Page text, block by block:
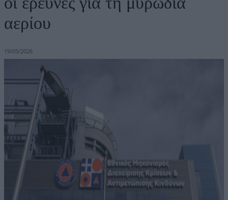
αερίου
19/05/2026